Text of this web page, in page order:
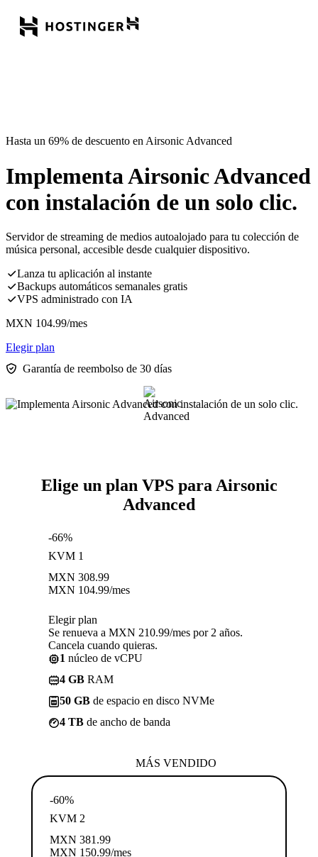
Hasta un 69% de descuento en Airsonic Advanced
Implementa Airsonic Advanced
con instalación de un solo clic.
Servidor de streaming de medios autoalojado para tu colección de
música personal, accesible desde cualquier dispositivo.
Lanza tu aplicación al instante
Backups automáticos semanales gratis
VPS administrado con IA
MXN 104.99/mes
Elegir plan
Garantía de reembolso de 30 días
Elige un plan VPS para Airsonic
Advanced
-66%
KVM 1
MXN 308.99
MXN 104.99/mes
Elegir plan
Se renueva a MXN 210.99/mes por 2 años.
Cancela cuando quieras.
1 núcleo de vCPU
4 GB RAM
50 GB de espacio en disco NVMe
4 TB de ancho de banda
MÁS VENDIDO
-60%
KVM 2
MXN 381.99
MXN 150.99/mes